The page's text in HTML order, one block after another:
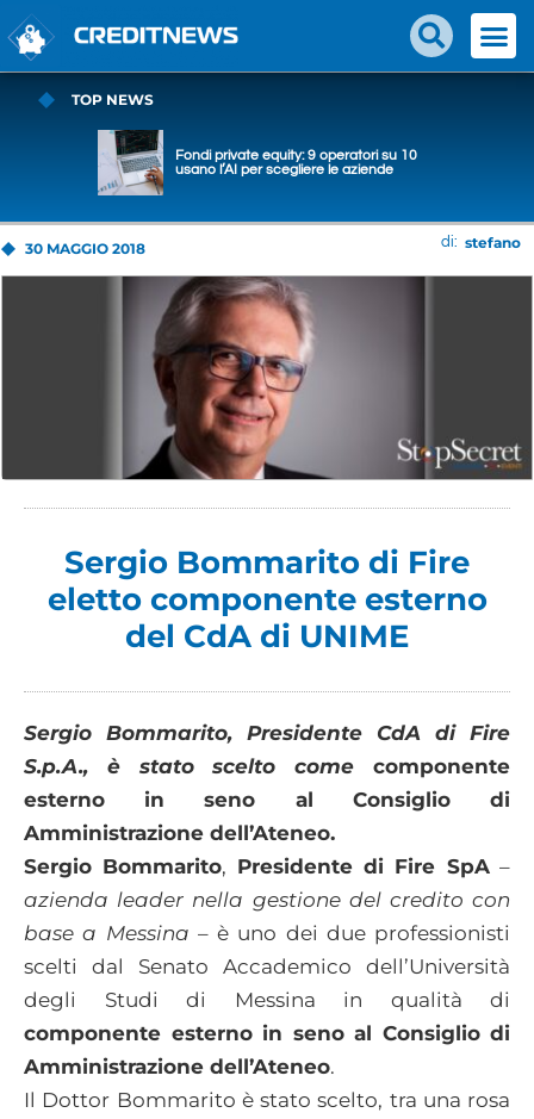
TOP NEWS
Fondi private equity: 9 operatori su 10
usano l’AI per scegliere le aziende
30 MAGGIO 2018 di: stefano
Sergio Bommarito di Fire
eletto componente esterno
del CdA di UNIME
Sergio Bommarito, Presidente CdA di Fire
S.p.A., è stato scelto come componente
esterno in seno al Consiglio di
Amministrazione dell’Ateneo.
Sergio Bommarito, Presidente di Fire SpA–
azienda leader nella gestione del credito con
base a Messina – è uno dei due professionisti
scelti dal Senato Accademico dell’Università
degli Studi di Messina in qualità di
componente esterno in seno al Consiglio di
Amministrazione dell’Ateneo.
Il Dottor Bommarito è stato scelto, tra una rosa